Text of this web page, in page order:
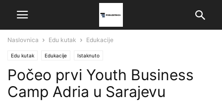
Naslovnica Edu kutak Edukacije
Edu kutak Edukacije Istaknuto
Počeo prvi Youth Business
Camp Adria u Sarajevu